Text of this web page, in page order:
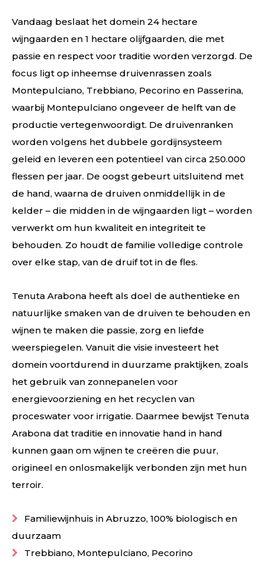
Vandaag beslaat het domein 24 hectare
wijngaarden en 1 hectare olijfgaarden, die met
passie en respect voor traditie worden verzorgd. De
focus ligt op inheemse druivenrassen zoals
Montepulciano, Trebbiano, Pecorino en Passerina,
waarbij Montepulciano ongeveer de helft van de
productie vertegenwoordigt. De druivenranken
worden volgens het dubbele gordijnsysteem
geleid en leveren een potentieel van circa 250.000
flessen per jaar. De oogst gebeurt uitsluitend met
de hand, waarna de druiven onmiddellijk in de
kelder – die midden in de wijngaarden ligt – worden
verwerkt om hun kwaliteit en integriteit te
behouden. Zo houdt de familie volledige controle
over elke stap, van de druif tot in de fles.
Tenuta Arabona heeft als doel de authentieke en
natuurlijke smaken van de druiven te behouden en
wijnen te maken die passie, zorg en liefde
weerspiegelen. Vanuit die visie investeert het
domein voortdurend in duurzame praktijken, zoals
het gebruik van zonnepanelen voor
energievoorziening en het recyclen van
proceswater voor irrigatie. Daarmee bewijst Tenuta
Arabona dat traditie en innovatie hand in hand
kunnen gaan om wijnen te creëren die puur,
origineel en onlosmakelijk verbonden zijn met hun
terroir.
Familiewijnhuis in Abruzzo, 100% biologisch en
duurzaam
Trebbiano, Montepulciano, Pecorino